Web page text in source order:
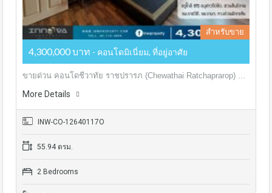
สำหรับขาย
4,300,000 บาท - คอนโดมิเนี่ยม, ที่อยู่อาศัย
ขายด่วน คอนโดชีวาทัย ราชปรารภ (Chewathai Ratchaprarop) ...
More Details
INW-CO-12640117O
55.94 ตรม.
2 Bedrooms